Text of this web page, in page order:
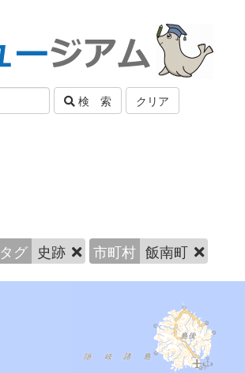
検 索 クリア
タグ 史跡 市町村 飯南町